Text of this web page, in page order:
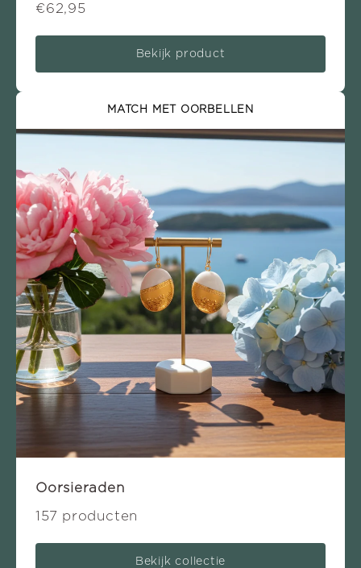
€62,95
Bekijk product
MATCH MET OORBELLEN
Oorsieraden
157 producten
Bekijk collectie